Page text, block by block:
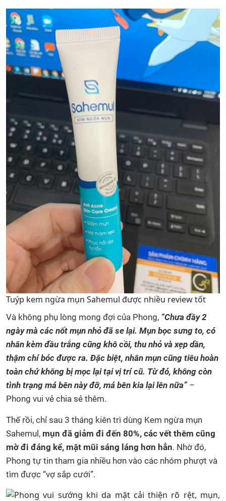
Tuýp kem ngừa mụn Sahemul được nhiều review tốt
Và không phụ lòng mong đợi của Phong, “Chưa đầy 2
ngày mà các nốt mụn nhỏ đã se lại. Mụn bọc sưng to, có
nhân kèm đầu trắng cũng khô cồi, thu nhỏ và xẹp dần,
thậm chí bóc được ra. Đặc biệt, nhân mụn cũng tiêu hoàn
toàn chứ không bị mọc lại tại vị trí cũ. Từ đó, không còn
tình trạng má bên này đỡ, má bên kia lại lên nữa”–
Phong vui vẻ chia sẻ thêm.
Thế rồi, chỉ sau 3 tháng kiên trì dùng Kem ngừa mụn
Sahemul, mụn đã giảm đi đến 80%, các vết thêm cũng
mờ đi đáng kể, mặt mũi sáng láng hơn hẳn. Nhờ đó,
Phong tự tin tham gia nhiều hơn vào các nhóm phượt và
tìm được “vợ sắp cưới”.